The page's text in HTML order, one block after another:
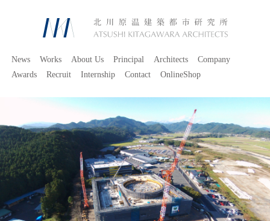
News Works About Us Principal Architects
Company
Awards
Recruit Internship Contact OnlineShop